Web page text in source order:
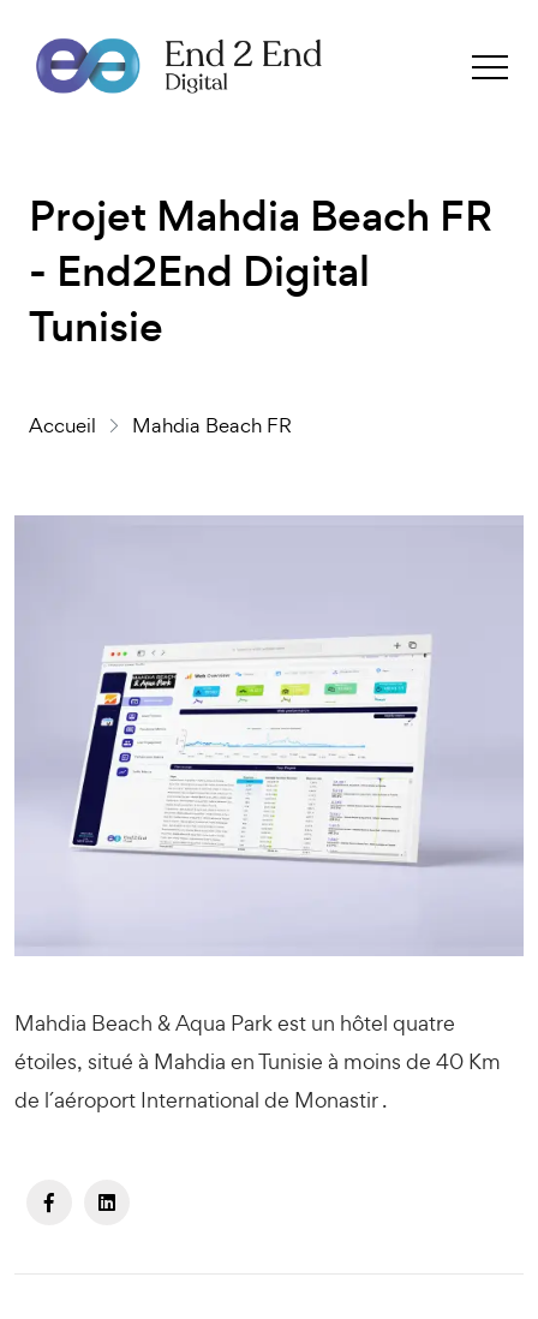
Projet Mahdia Beach FR
- End2End Digital
Tunisie
Accueil Mahdia Beach FR
Mahdia Beach & Aqua Park est un hôtel quatre
étoiles, situé à Mahdia en Tunisie à moins de 40 Km
de l´aéroport International de Monastir .